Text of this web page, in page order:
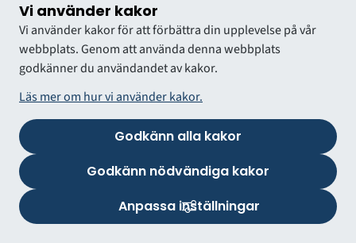
Vi använder kakor
Vi använder kakor för att förbättra din upplevelse på vår
webbplats. Genom att använda denna webbplats
godkänner du användandet av kakor.
Läs mer om hur vi använder kakor.
Godkänn alla kakor
Godkänn nödvändiga kakor
Anpassa inställningar
Utifrån patienters och närståendes erfarenheter har följande
övergripande utmaningar identifierats:
otillräcklig kunskap hos allmänheten om symtom vid
omhändertagandet vid stroke är inte tillräckligt snabbt
oönskad variation inom strokevården
risk för bristande kommunikation.
Nulägesbeskrivning av patienters erfarenheter
Bilden nedan är en grafisk presentation av i nuläget vanligt